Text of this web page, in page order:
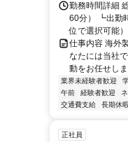
勤務時間詳細
60分） ┗出勤
位で選択可能
仕事内容 海外
なたには当社
動をお任せし
業界未経験者歓迎
午前
経験者歓迎
交通費支給
長期休
正社員